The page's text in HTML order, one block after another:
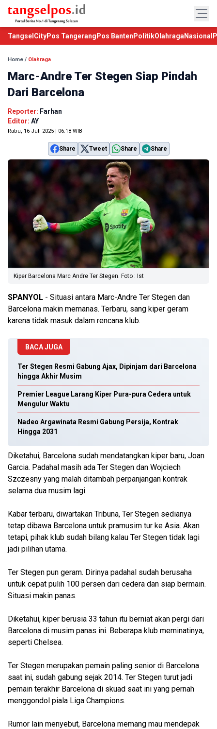
TangselCityPos Tangerang Pos Banten PolitikOlahraga Nasional
Home / Olahraga
Marc-Andre Ter Stegen Siap Pindah
Dari Barcelona
Reporter: Farhan
Editor: AY
Rabu, 16 Juli 2025 | 06:18 WIB
Share Tweet Share Share
Kiper Barcelona Marc Andre Ter Stegen. Foto : Ist
SPANYOL - Situasi antara Marc-Andre Ter Stegen dan
Barcelona makin memanas. Terbaru, sang kiper geram
karena tidak masuk dalam rencana klub.
BACA JUGA
Ter Stegen Resmi Gabung Ajax, Dipinjam dari Barcelona
hingga Akhir Musim
Premier League Larang Kiper Pura-pura Cedera untuk
Mengulur Waktu
Nadeo Argawinata Resmi Gabung Persija, Kontrak
Hingga 2031
Diketahui, Barcelona sudah mendatangkan kiper baru, Joan
Garcia. Padahal masih ada Ter Stegen dan Wojciech
Szczesny yang malah ditambah perpanjangan kontrak
selama dua musim lagi.
Kabar terbaru, diwartakan Tribuna, Ter Stegen sedianya
tetap dibawa Barcelona untuk pramusim tur ke Asia. Akan
tetapi, pihak klub sudah bilang kalau Ter Stegen tidak lagi
jadi pilihan utama.
Ter Stegen pun geram. Dirinya padahal sudah berusaha
untuk cepat pulih 100 persen dari cedera dan siap bermain.
Situasi makin panas.
Diketahui, kiper berusia 33 tahun itu berniat akan pergi dari
Barcelona di musim panas ini. Beberapa klub meminatinya,
seperti Chelsea.
Ter Stegen merupakan pemain paling senior di Barcelona
saat ini, sudah gabung sejak 2014. Ter Stegen turut jadi
pemain terakhir Barcelona di skuad saat ini yang pernah
menggondol piala Liga Champions.
Rumor lain menyebut, Barcelona memang mau mendepak